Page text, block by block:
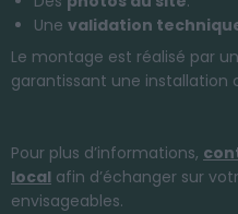
Une validation
Le montage est réalisé par
garantissant une installation
Pour plus d’informations,
local afin d’échanger sur
envisageables.